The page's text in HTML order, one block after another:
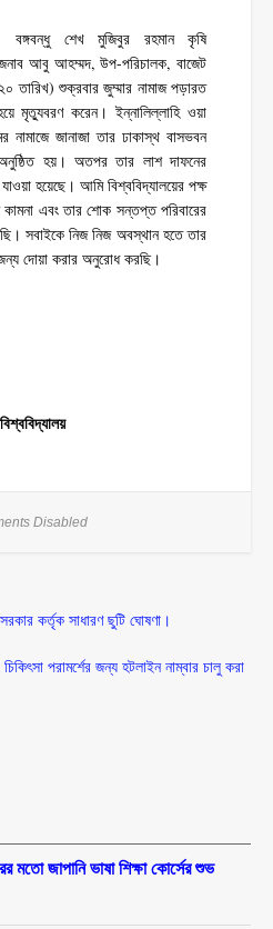
বঙ্গবন্ধু শেখ মুজিবুর রহমান কৃষি
জনাব আবু আহম্মদ, উপ-পরিচালক, বাজেট
শুক্রবার জুম্মার নামাজ পড়ারত
মৃত্যুবরণ করেন। ইন্নালিল্লাহি ওয়া
নামাজে জানাজা তার ঢাকাস্থ বাসভবন
হয়। অতপর তার লাশ দাফনের
যাওয়া হয়েছে। আমি বিশ্ববিদ্যালয়ের পক্ষ
কামনা এবং তার শোক সন্তপ্ত পরিবারের
সবাইকে নিজ নিজ অবস্থান হতে তার
দোয়া করার অনুরোধ করছি।
Disabled
কর্তৃক সাধারণ ছুটি ঘোষণা।
পরামর্শের জন্য হটলাইন নাম্বার চালু করা
মতো জাপানি ভাষা শিক্ষা কোর্সের শুভ